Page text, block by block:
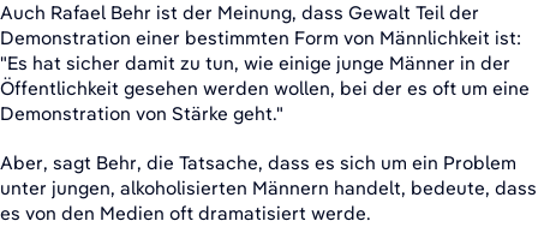
Auch Rafael Behr ist der Meinung, dass Gewalt Teil der
Demonstration einer bestimmten Form von Männlichkeit ist:
"Es hat sicher damit zu tun, wie einige junge Männer in der
Öffentlichkeit gesehen werden wollen, bei der es oft um eine
Demonstration von Stärke geht."
Aber, sagt Behr, die Tatsache, dass es sich um ein Problem
unter jungen, alkoholisierten Männern handelt, bedeute, dass
es von den Medien oft dramatisiert werde.